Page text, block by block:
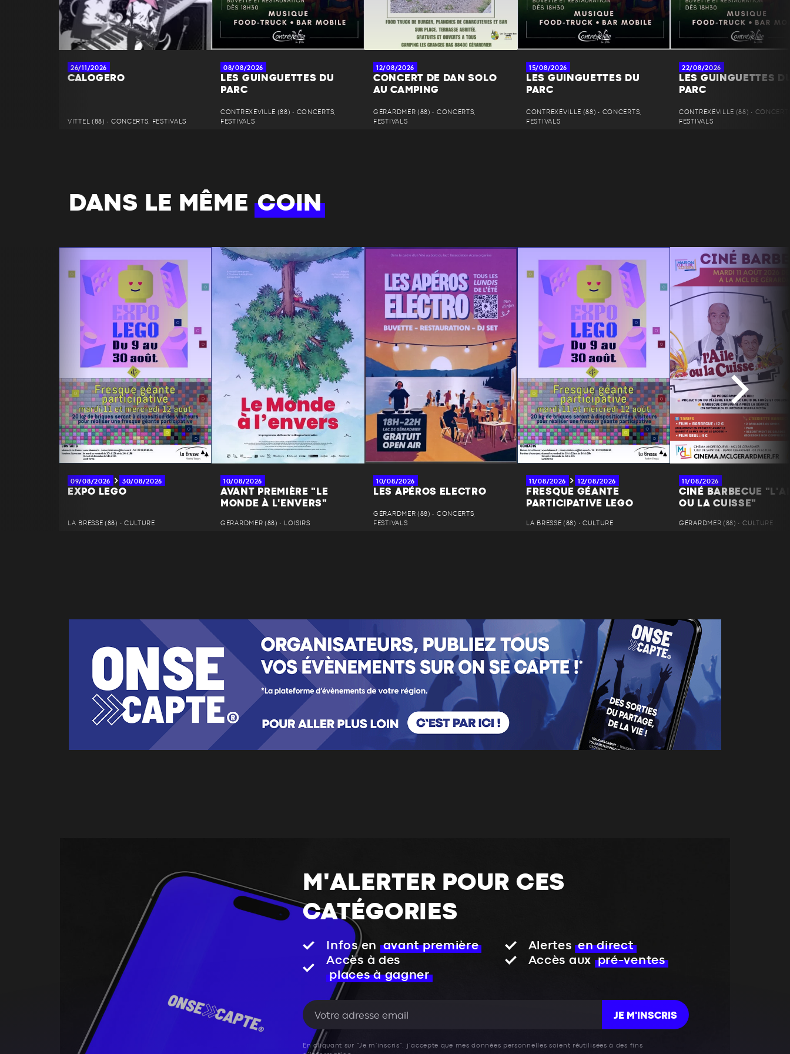
26/11/2026
CALOGERO
VITTEL (88) • CONCERTS, FESTIVALS
08/08/2026
LES GUINGUETTES DU
PARC
CONTREXÉVILLE (88) • CONCERTS,
FESTIVALS
12/08/2026
CONCERT DE DAN SOLO
AU CAMPING
GÉRARDMER (88) • CONCERTS,
FESTIVALS
15/08/2026
LES GUINGUETTES DU
PARC
CONTREXÉVILLE (88) • CONCERTS,
FESTIVALS
22/08/2026
LES GUINGUETTES
PARC
CONTREXÉVILLE (88) •
FESTIVALS
DANS LE MÊMECOIN
09/08/2026 30/08/2026
EXPO LEGO
LA BRESSE (88) • CULTURE
10/08/2026
AVANT PREMIÈRE "LE
MONDE À L'ENVERS"
GÉRARDMER (88) • LOISIRS
10/08/2026
LES APÉROS ELECTRO
GÉRARDMER (88) • CONCERTS,
FESTIVALS
11/08/2026 12/08/2026
FRESQUE GÉANTE
PARTICIPATIVE LEGO
LA BRESSE (88) • CULTURE
11/08/2026
CINÉ BARBECUE
OU LA CUISSE"
GÉRARDMER (88) • CULTURE
M'ALERTER POUR CES
CATÉGORIES
Infos en avant première Alertes en direct
Accès à des
places à gagner
Accès aux pré-ventes
JE M'INSCRIS
En cliquant sur "Je m'inscris", j’accepte que mes données personnelles soient réutilisées à des fins